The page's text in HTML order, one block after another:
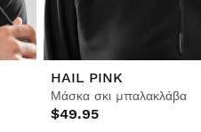
HAIL PINK
Μάσκα σκι μπαλακλάβα
$49.95